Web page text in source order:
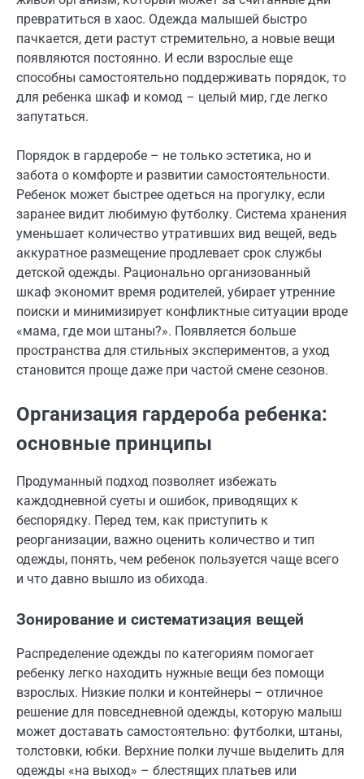
превратиться в хаос. Одежда малышей быстро
пачкается, дети растут стремительно, а новые вещи
появляются постоянно. И если взрослые еще
способны самостоятельно поддерживать порядок, то
для ребенка шкаф и комод – целый мир, где легко
запутаться.
Порядок в гардеробе – не только эстетика, но и
забота о комфорте и развитии самостоятельности.
Ребенок может быстрее одеться на прогулку, если
заранее видит любимую футболку. Система хранения
уменьшает количество утративших вид вещей, ведь
аккуратное размещение продлевает срок службы
детской одежды. Рационально организованный
шкаф экономит время родителей, убирает утренние
поиски и минимизирует конфликтные ситуации вроде
«мама, где мои штаны?». Появляется больше
пространства для стильных экспериментов, а уход
становится проще даже при частой смене сезонов.
Организация гардероба ребенка:
основные принципы
Продуманный подход позволяет избежать
каждодневной суеты и ошибок, приводящих к
беспорядку. Перед тем, как приступить к
реорганизации, важно оценить количество и тип
одежды, понять, чем ребенок пользуется чаще всего
и что давно вышло из обихода.
Зонирование и систематизация вещей
Распределение одежды по категориям помогает
ребенку легко находить нужные вещи без помощи
взрослых. Низкие полки и контейнеры – отличное
решение для повседневной одежды, которую малыш
может доставать самостоятельно: футболки, штаны,
толстовки, юбки. Верхние полки лучше выделить для
одежды «на выход» – блестящих платьев или